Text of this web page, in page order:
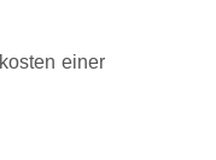
einer